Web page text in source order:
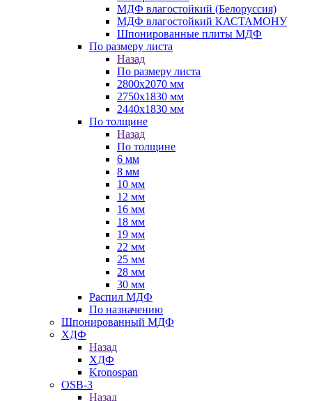
МДФ влагостойкий (Белоруссия)
МДФ влагостойкий КАСТАМОНУ
Шпонированные плиты МДФ
По размеру листа
Назад
По размеру листа
2800х2070 мм
2750х1830 мм
2440х1830 мм
По толщине
Назад
По толщине
6 мм
8 мм
10 мм
12 мм
16 мм
18 мм
19 мм
22 мм
25 мм
28 мм
30 мм
Распил МДФ
По назначению
Шпонированный МДФ
ХДФ
Назад
ХДФ
Kronospan
OSB-3
Назад